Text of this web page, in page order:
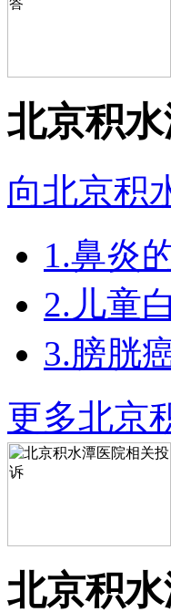
北京积
向北京积
1.鼻炎
2.儿童
3.膀胱
更多北京
北京积